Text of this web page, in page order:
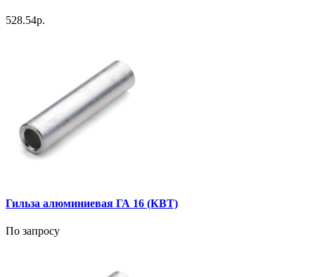
528.54р.
Гильза алюминиевая ГА 16 (КВТ)
По запросу